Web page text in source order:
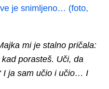
je snimljeno… (foto,
mi je stalno pričala:
porasteš. Uči, da
I ja sam učio i učio… I